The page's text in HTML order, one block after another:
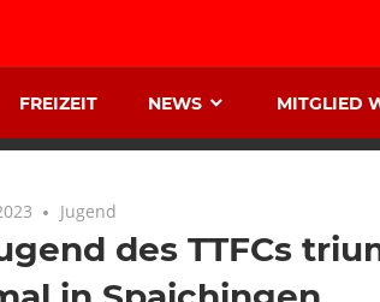
FREIZEIT NEWS MITGLIED
Jugend
des TTFCs